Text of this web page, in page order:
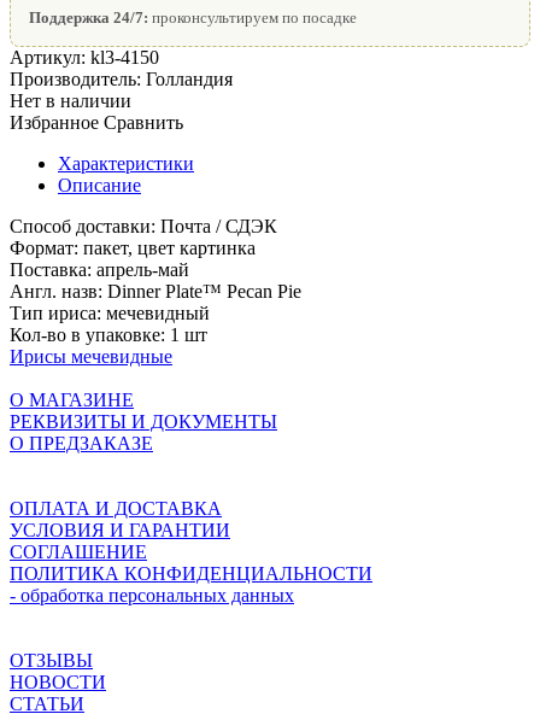
Поддержка 24/7: проконсультируем по посадке
Артикул: kl3-4150
Производитель: Голландия
Нет в наличии
Избранное Сравнить
Характеристики
Описание
Способ доставки: Почта / СДЭК
Формат: пакет, цвет картинка
Поставка: апрель-май
Англ. назв: Dinner Plate™ Pecan Pie
Тип ириса: мечевидный
Кол-во в упаковке: 1 шт
Ирисы мечевидные
О МАГАЗИНЕ
РЕКВИЗИТЫ И ДОКУМЕНТЫ
О ПРЕДЗАКАЗЕ
ОПЛАТА И ДОСТАВКА
УСЛОВИЯ И ГАРАНТИИ
СОГЛАШЕНИЕ
ПОЛИТИКА КОНФИДЕНЦИАЛЬНОСТИ
- обработка персональных данных
ОТЗЫВЫ
НОВОСТИ
СТАТЬИ